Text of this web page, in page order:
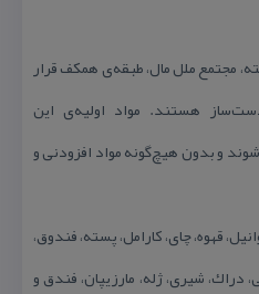
مجتمع ملل مال، طبقه‌ی همكف قرار
هستند. مواد اولیه‌ی این
و بدون هیچ‌گونه مواد افزودنی و
قهوه، چای، كارامل، پسته، فندوق،
دراك، شیری، ژله، مارزیپان، فندق و